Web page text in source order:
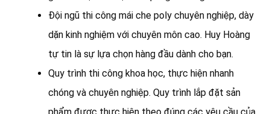
Đội ngũ thi công mái che poly chuyên nghiệp, dày
dặn kinh nghiệm với chuyên môn cao. Huy Hoàng
tự tin là sự lựa chọn hàng đầu dành cho bạn.
Quy trình thi công khoa học, thực hiện nhanh
chóng và chuyên nghiệp. Quy trình lắp đặt sản
phẩm được thực hiện theo đúng các yêu cầu của